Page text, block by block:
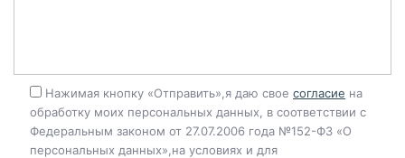
Нажимая кнопку «Отправить»,я даю свое согласие на
обработку моих персональных данных, в соответствии с
Федеральным законом от 27.07.2006 года №152-ФЗ «О
персональных данных»,на условиях и для